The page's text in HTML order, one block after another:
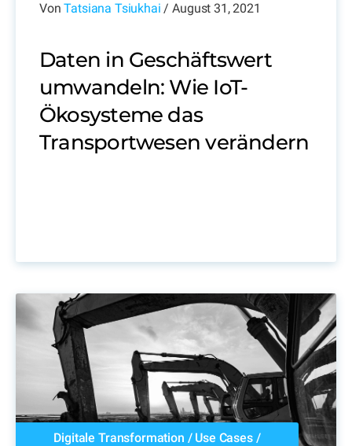
VonTatsiana Tsiukhai / August 31, 2021
Daten in Geschäftswert
umwandeln: Wie IoT-
Ökosysteme das
Transportwesen verändern
Digitale Transformation / Use Cases/